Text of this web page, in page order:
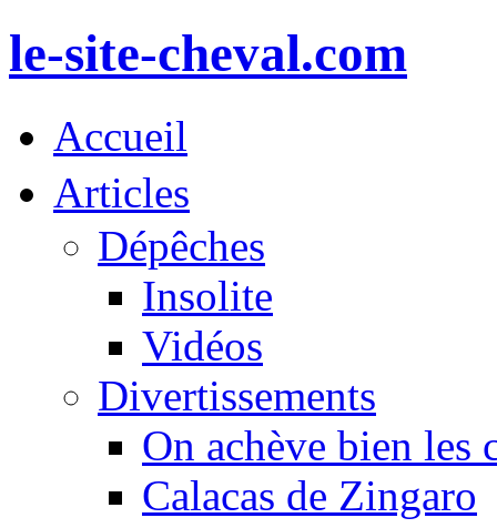
le-site-cheval.com
Accueil
Articles
Dépêches
Insolite
Vidéos
Divertissements
On achève bien les
Calacas de Zingaro